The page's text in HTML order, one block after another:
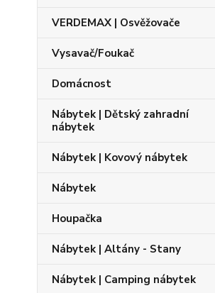
VERDEMAX | Osvěžovače
Vysavač/Foukač
Domácnost
Nábytek | Dětský zahradní
nábytek
Nábytek | Kovový nábytek
Nábytek
Houpačka
Nábytek | Altány - Stany
Nábytek | Camping nábytek